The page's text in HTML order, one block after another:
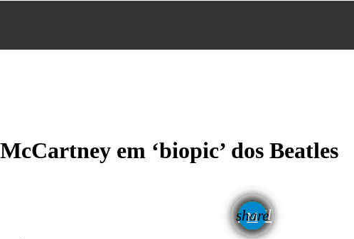
em ‘biopic’ dos Beatles
share
email